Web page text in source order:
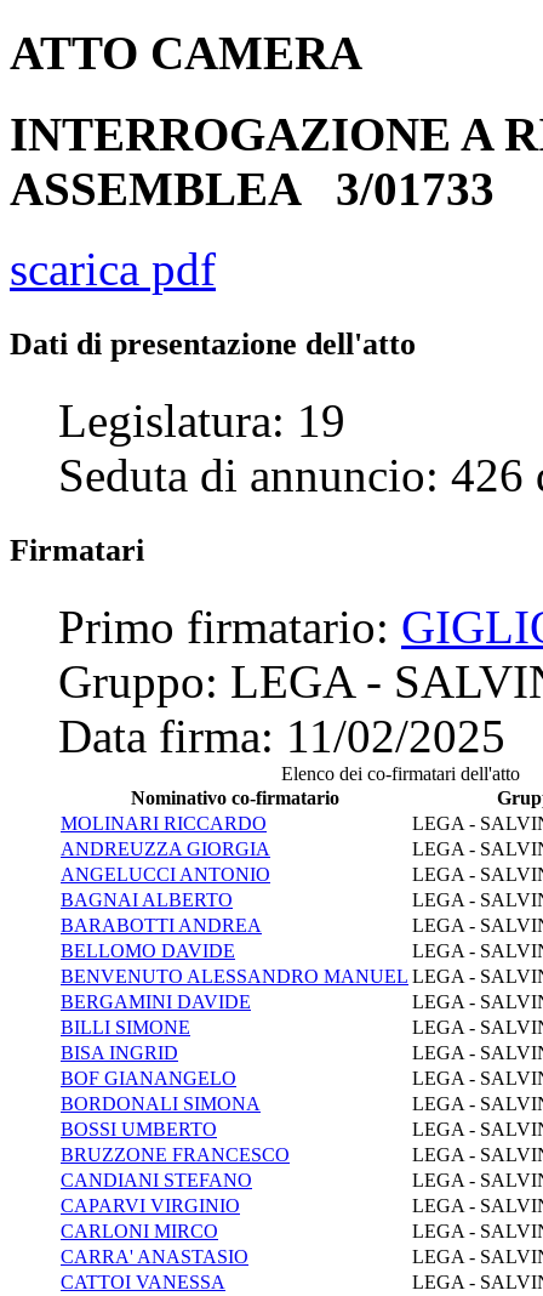
ATTO CAMERA
INTERROGAZIONE A
ASSEMBLEA 3/01733
scarica pdf
Dati di presentazione dell'atto
Legislatura: 19
Seduta di annuncio: 426
Firmatari
Primo firmatario:
Gruppo: LEGA -
Data firma: 11/02/2025
Elenco dei co-firmatari dell'atto
Nominativo co-firmatario
MOLINARI RICCARDO
LEGA -
ANDREUZZA GIORGIA
LEGA -
ANGELUCCI ANTONIO
LEGA -
BAGNAI ALBERTO
LEGA -
BARABOTTI ANDREA
LEGA -
BELLOMO DAVIDE
LEGA -
BENVENUTO ALESSANDRO MANUEL LEGA -
BERGAMINI DAVIDE
LEGA -
BILLI SIMONE
LEGA -
BISA INGRID
LEGA -
BOF GIANANGELO
LEGA -
BORDONALI SIMONA
LEGA -
BOSSI UMBERTO
LEGA -
BRUZZONE FRANCESCO
LEGA -
CANDIANI STEFANO
LEGA -
CAPARVI VIRGINIO
LEGA -
CARLONI MIRCO
LEGA -
CARRA' ANASTASIO
LEGA -
CATTOI VANESSA
LEGA -